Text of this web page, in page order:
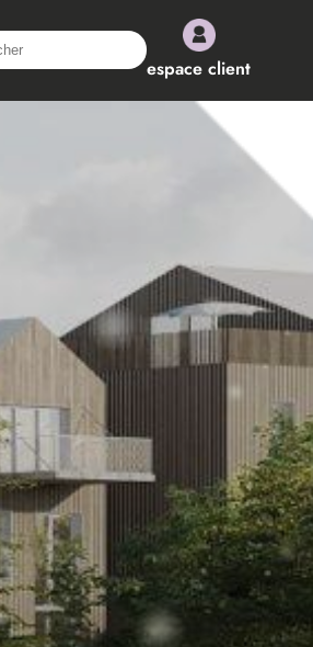
espace client